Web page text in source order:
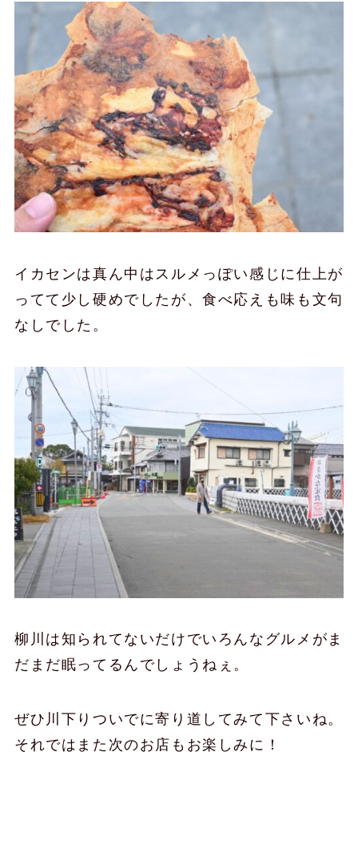
イカセンは真ん中はスルメっぽい感じに仕上が
ってて少し硬めでしたが、食べ応えも味も文句
なしでした。
柳川は知られてないだけでいろんなグルメがま
だまだ眠ってるんでしょうねぇ。
ぜひ川下りついでに寄り道してみて下さいね。
それではまた次のお店もお楽しみに！